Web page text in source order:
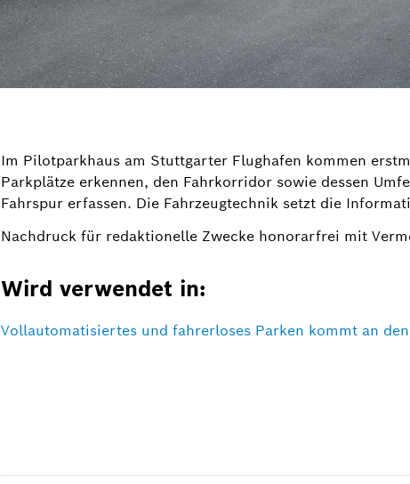
Im Pilotparkhaus am Stuttgarter Flughafen kommen
Parkplätze erkennen, den Fahrkorridor sowie dessen
Fahrspur erfassen. Die Fahrzeugtechnik setzt die
Nachdruck für redaktionelle Zwecke honorarfrei mit
Wird verwendet in:
Vollautomatisiertes und fahrerloses Parken kommt an